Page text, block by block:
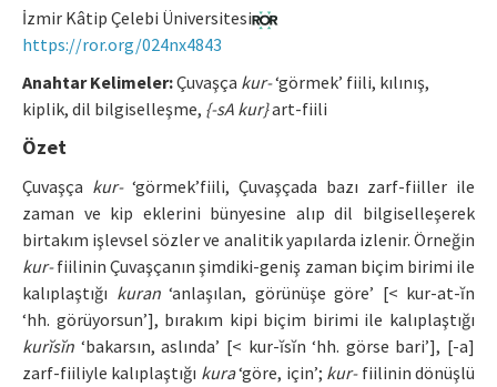
Ethical Principles
Manuscript Submission
İzmir Kâtip Çelebi Üniversitesi
https://ror.org/024nx4843
Anahtar Kelimeler:Çuvaşça kur-‘görmek’ fiili, kılınış,
kiplik, dil bilgiselleşme, {-sA kur}art-fiili
Özet
Çuvaşça kur-‘görmek’fiili, Çuvaşçada bazı zarf-fiiller ile
zaman ve kip eklerini bünyesine alıp dil bilgiselleşerek
birtakım işlevsel sözler ve analitik yapılarda izlenir. Örneğin
kur-fiilinin Çuvaşçanın şimdiki-geniş zaman biçim birimi ile
kalıplaştığı kuran‘anlaşılan, görünüşe göre’ [< kur-at-ĭn
‘hh. görüyorsun’], bırakım kipi biçim birimi ile kalıplaştığı
kurĭsĭn ‘bakarsın, aslında’ [< kur-ĭsĭn ‘hh. görse bari’], [-a]
zarf-fiiliyle kalıplaştığı kura‘göre, için’; kur-fiilinin dönüşlü